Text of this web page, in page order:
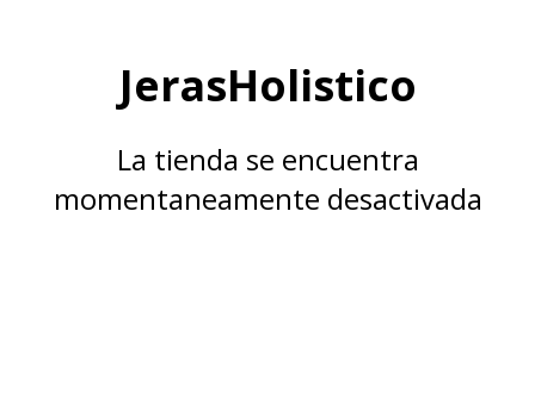
JerasHolistico
La tienda se encuentra
momentaneamente desactivada